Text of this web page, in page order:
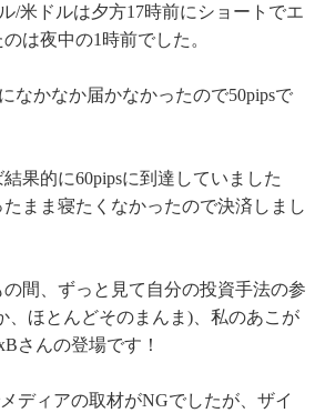
/米ドルは夕方17時前にショートでエ
は夜中の1時前でした。
なかなか届かなかったので50pipsで
果的に60pipsに到達していました
まま寝たくなかったので決済しまし
間、ずっと見て自分の投資手法の参
、ほとんどそのまんま)、私のあこが
さんの登場です！
ディアの取材がNGでしたが、ザイ